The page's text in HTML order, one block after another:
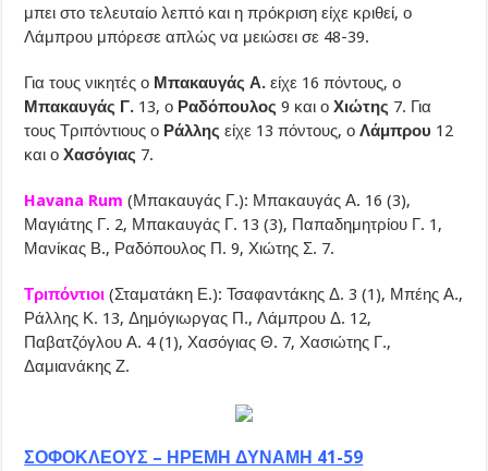
μπει στο τελευταίο λεπτό και η πρόκριση είχε κριθεί, ο
Λάμπρου μπόρεσε απλώς να μειώσει σε 48-39.
Για τους νικητές ο Μπακαυγάς Α.είχε 16 πόντους, ο
Μπακαυγάς Γ. 13, ο Ραδόπουλος9 και οΧιώτης 7. Για
τους Τριπόντιους ο Ράλληςείχε 13 πόντους, οΛάμπρου 12
και οΧασόγιας 7.
Havana Rum (Μπακαυγάς Γ.): Μπακαυγάς Α. 16 (3),
Μαγιάτης Γ. 2, Μπακαυγάς Γ. 13 (3), Παπαδημητρίου Γ. 1,
Μανίκας Β., Ραδόπουλος Π. 9, Χιώτης Σ. 7.
Τριπόντιοι(Σταματάκη Ε.): Τσαφαντάκης Δ. 3 (1), Μπέης Α.,
Ράλλης Κ. 13, Δημόγιωργας Π., Λάμπρου Δ. 12,
Παβατζόγλου Α. 4 (1), Χασόγιας Θ. 7, Χασιώτης Γ.,
Δαμιανάκης Ζ.
ΣΟΦΟΚΛΕΟΥΣ – ΗΡΕΜΗ ΔΥΝΑΜΗ 41-59